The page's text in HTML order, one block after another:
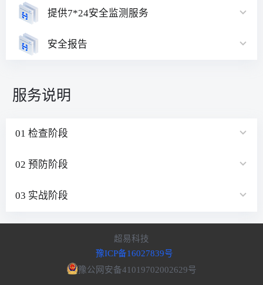
提供7*24安全监测服务
安全报告
服务说明
01 检查阶段
02 预防阶段
03 实战阶段
超易科技
豫ICP备16027839号
豫公网安备41019702002629号